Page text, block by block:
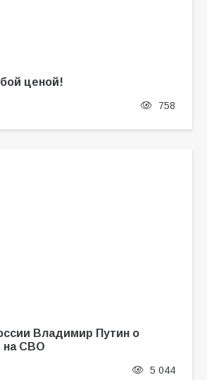
ценой!
758
Владимир Путин о
на СВО
5 044